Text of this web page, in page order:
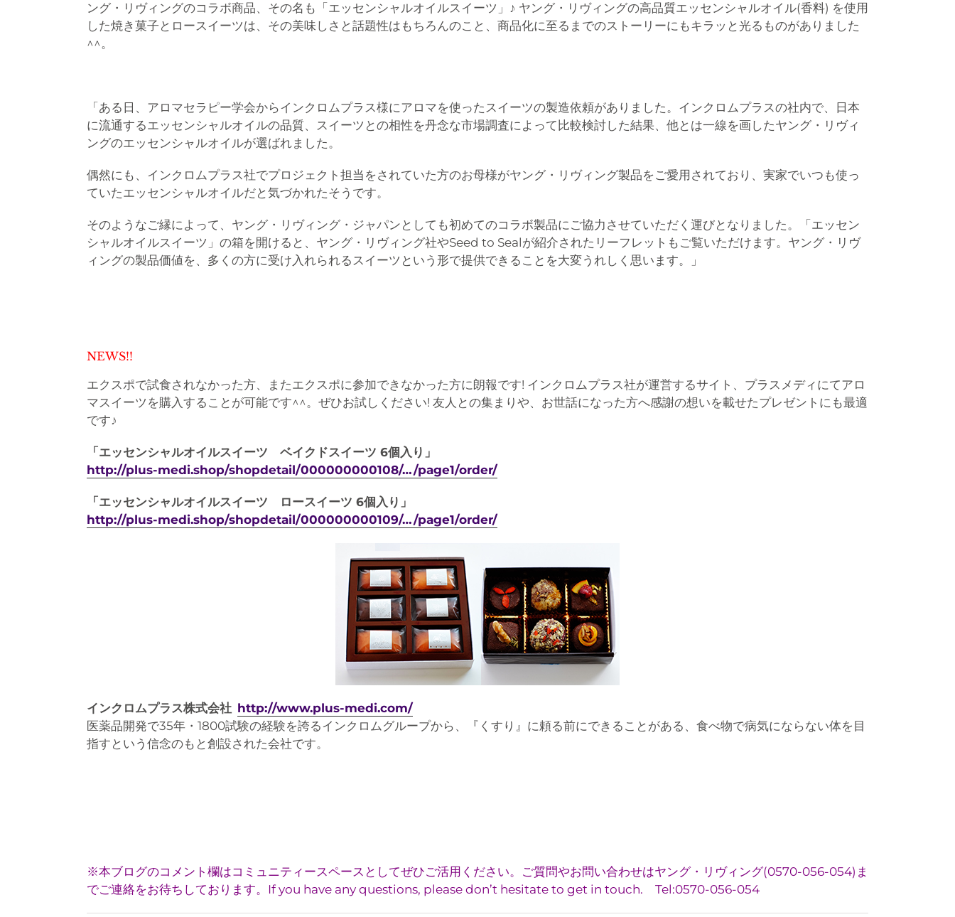
ング・リヴィングのコラボ商品、その名も「エッセンシャルオイルスイーツ」♪ ヤング・リヴィングの高品質エッセンシャルオイル(香料) を使用
した焼き菓子とロースイーツは、その美味しさと話題性はもちろんのこと、商品化に至るまでのストーリーにもキラッと光るものがありました
^^。
「ある日、アロマセラピー学会からインクロムプラス様にアロマを使ったスイーツの製造依頼がありました。インクロムプラスの社内で、日本
に流通するエッセンシャルオイルの品質、スイーツとの相性を丹念な市場調査によって比較検討した結果、他とは一線を画したヤング・リヴィ
ングのエッセンシャルオイルが選ばれました。
偶然にも、インクロムプラス社でプロジェクト担当をされていた方のお母様がヤング・リヴィング製品をご愛用されており、実家でいつも使っ
ていたエッセンシャルオイルだと気づかれたそうです。
そのようなご縁によって、ヤング・リヴィング・ジャパンとしても初めてのコラボ製品にご協力させていただく運びとなりました。「エッセン
シャルオイルスイーツ」の箱を開けると、ヤング・リヴィング社やSeed to Sealが紹介されたリーフレットもご覧いただけます。ヤング・リヴ
ィングの製品価値を、多くの方に受け入れられるスイーツという形で提供できることを大変うれしく思います。」
NEWS!!
エクスポで試食されなかった方、またエクスポに参加できなかった方に朗報です! インクロムプラス社が運営するサイト、プラスメディにてアロ
マスイーツを購入することが可能です^^。ぜひお試しください! 友人との集まりや、お世話になった方へ感謝の想いを載せたプレゼントにも最適
です♪
「エッセンシャルオイルスイーツ ベイクドスイーツ 6個入り」
http://plus-medi.shop/shopdetail/000000000108/…/page1/order/
「エッセンシャルオイルスイーツ ロースイーツ 6個入り」
http://plus-medi.shop/shopdetail/000000000109/…/page1/order/
インクロムプラス株式会社 http://www.plus-medi.com/
医薬品開発で35年・1800試験の経験を誇るインクロムグループから、『くすり』に頼る前にできることがある、食べ物で病気にならない体を目
指すという信念のもと創設された会社です。
※本ブログのコメント欄はコミュニティースペースとしてぜひご活用ください。ご質問やお問い合わせはヤング・リヴィング(0570-056-054)ま
でご連絡をお待ちしております。If you have any questions, please don’t hesitate to get in touch. Tel:0570-056-054